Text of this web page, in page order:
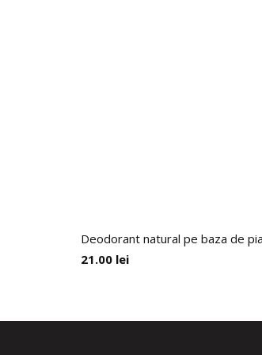
Deodorant natural pe baza de
21.00 lei